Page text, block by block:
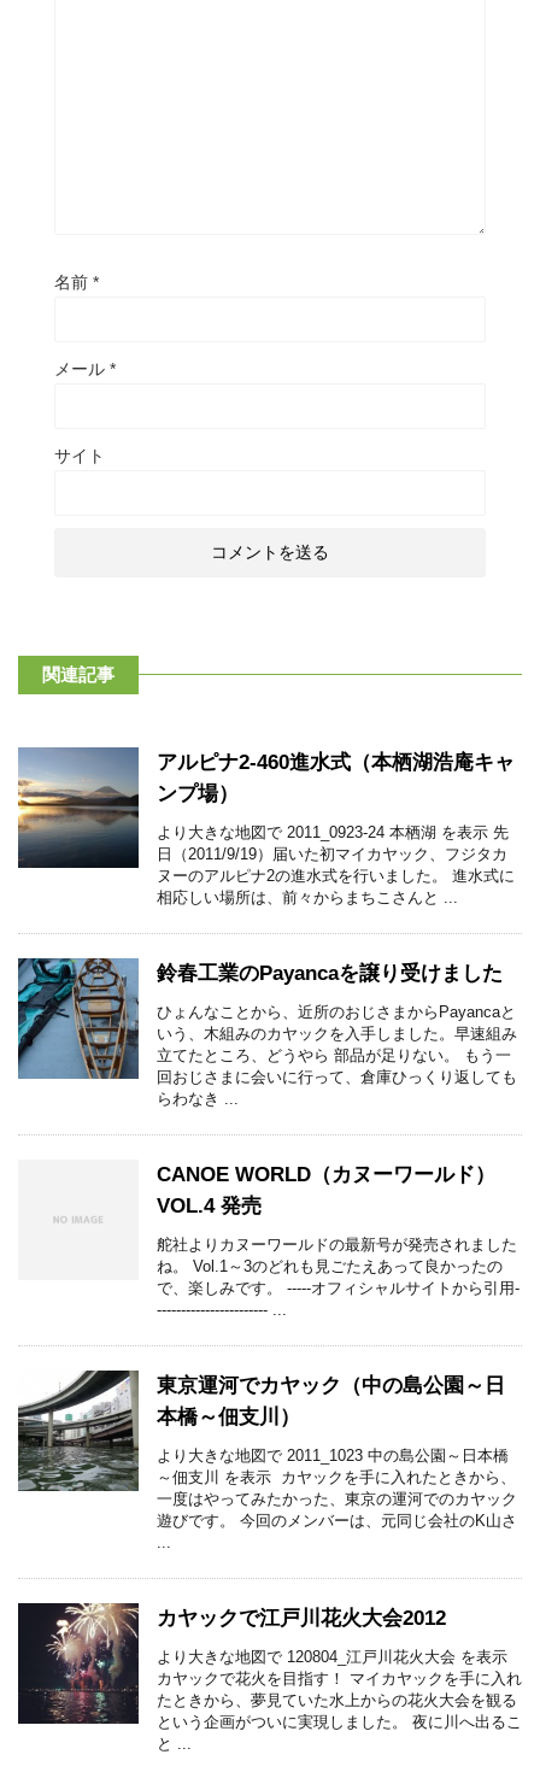
名前 *
メール *
サイト
関連記事
アルピナ2-460進水式（本栖湖浩庵キャ
ンプ場）
より大きな地図で 2011_0923-24 本栖湖 を表示 先
日（2011/9/19）届いた初マイカヤック、フジタカ
ヌーのアルピナ2の進水式を行いました。 進水式に
相応しい場所は、前々からまちこさんと ...
鈴春工業のPayancaを譲り受けました
ひょんなことから、近所のおじさまからPayancaと
いう、木組みのカヤックを入手しました。早速組み
立てたところ、どうやら 部品が足りない。 もう一
回おじさまに会いに行って、倉庫ひっくり返しても
らわなき ...
CANOE WORLD（カヌーワールド）
VOL.4 発売
舵社よりカヌーワールドの最新号が発売されました
ね。 Vol.1～3のどれも見ごたえあって良かったの
で、楽しみです。 -----オフィシャルサイトから引用-
----------------------- ...
東京運河でカヤック（中の島公園～日
本橋～佃支川）
より大きな地図で 2011_1023 中の島公園～日本橋
～佃支川 を表示 カヤックを手に入れたときから、
一度はやってみたかった、東京の運河でのカヤック
遊びです。 今回のメンバーは、元同じ会社のK山さ
カヤックで江戸川花火大会2012
より大きな地図で 120804_江戸川花火大会 を表示
カヤックで花火を目指す！ マイカヤックを手に入れ
たときから、夢見ていた水上からの花火大会を観る
という企画がついに実現しました。 夜に川へ出るこ
と ...